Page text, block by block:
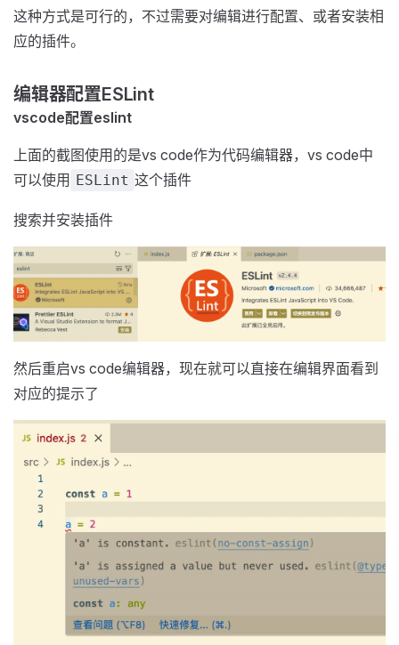
这种方式是可行的，不过需要对编辑进行配置、或者安装相
应的插件。
编辑器配置ESLint
vscode配置eslint
上面的截图使用的是vs code作为代码编辑器，vs code中
可以使用 ESLint 这个插件
搜索并安装插件
然后重启vs code编辑器，现在就可以直接在编辑界面看到
对应的提示了